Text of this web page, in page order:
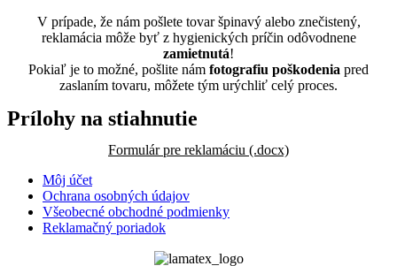
V prípade, že nám pošlete tovar špinavý alebo znečistený,
reklamácia môže byť z hygienických príčin odôvodnene
zamietnutá!
Pokiaľ je to možné, pošlite nám fotografiu poškodenia pred
zaslaním tovaru, môžete tým urýchliť celý proces.
Prílohy na stiahnutie
Formulár pre reklamáciu (.docx)
Môj účet
Ochrana osobných údajov
Všeobecné obchodné podmienky
Reklamačný poriadok